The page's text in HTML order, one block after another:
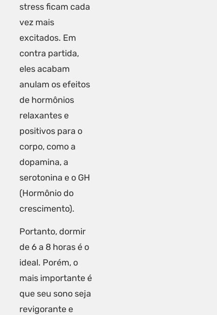
stress ficam cada
vez mais
excitados. Em
contra partida,
eles acabam
anulam os efeitos
de hormônios
relaxantes e
positivos para o
corpo, como a
dopamina, a
serotonina e o GH
(Hormônio do
crescimento).
Portanto, dormir
de 6 a 8 horas é o
ideal. Porém, o
mais importante é
que seu sono seja
revigorante e